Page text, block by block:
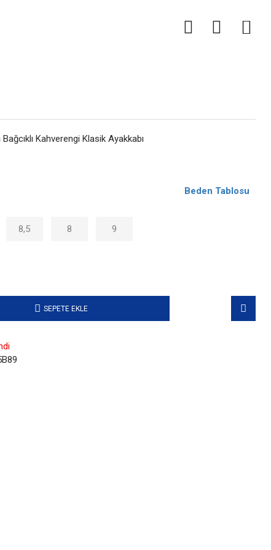
Kahverengi Klasik Ayakkabı
8,5 8 9
SEPETE EKLE
Beden Tablosu